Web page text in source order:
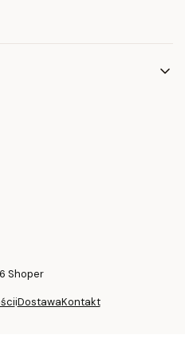
Shoper
iDostawaKontakt